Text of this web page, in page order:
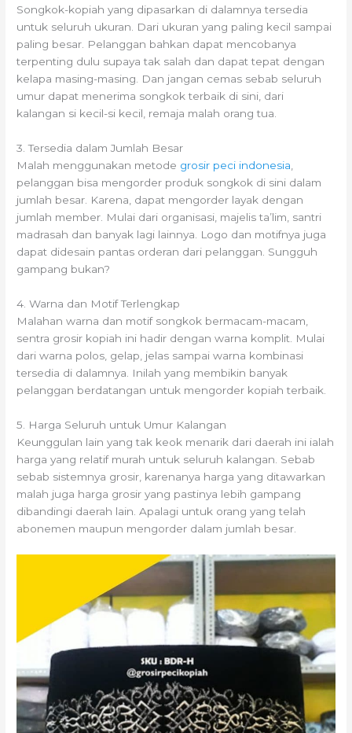
Songkok-kopiah yang dipasarkan di dalamnya tersedia
untuk seluruh ukuran. Dari ukuran yang paling kecil sampai
paling besar. Pelanggan bahkan dapat mencobanya
terpenting dulu supaya tak salah dan dapat tepat dengan
kelapa masing-masing. Dan jangan cemas sebab seluruh
umur dapat menerima songkok terbaik di sini, dari
kalangan si kecil-si kecil, remaja malah orang tua.
3. Tersedia dalam Jumlah Besar
Malah menggunakan metode grosir peci indonesia
pelanggan bisa mengorder produk songkok di sini dalam
jumlah besar. Karena, dapat mengorder layak dengan
jumlah member. Mulai dari organisasi, majelis ta’lim, santri
madrasah dan banyak lagi lainnya. Logo dan motifnya juga
dapat didesain pantas orderan dari pelanggan. Sungguh
gampang bukan?
4. Warna dan Motif Terlengkap
Malahan warna dan motif songkok bermacam-macam,
sentra grosir kopiah ini hadir dengan warna komplit. Mulai
dari warna polos, gelap, jelas sampai warna kombinasi
tersedia di dalamnya. Inilah yang membikin banyak
pelanggan berdatangan untuk mengorder kopiah terbaik.
5. Harga Seluruh untuk Umur Kalangan
Keunggulan lain yang tak keok menarik dari daerah ini ialah
harga yang relatif murah untuk seluruh kalangan. Sebab
sebab sistemnya grosir, karenanya harga yang ditawarkan
malah juga harga grosir yang pastinya lebih gampang
dibandingi daerah lain. Apalagi untuk orang yang telah
abonemen maupun mengorder dalam jumlah besar.